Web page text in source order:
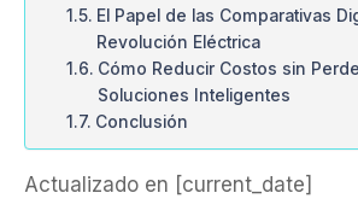
El Papel de las Comparativas
Revolución Eléctrica
Cómo Reducir Costos sin
Soluciones Inteligentes
Conclusión
Actualizado en [current_date]